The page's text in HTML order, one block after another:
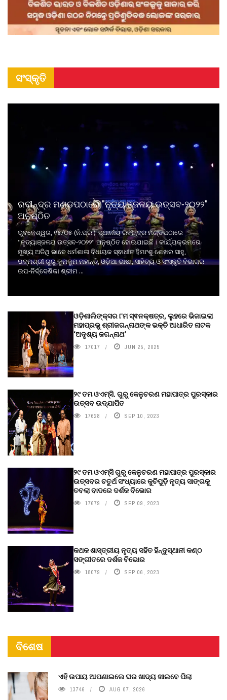
ସଂସ୍କୃତି
ରବୀନ୍ଦ୍ର ମଣ୍ଡପଠାରେ "ନୃତ୍ୟାଞ୍ଜଳୟ ଉତ୍ସବ-୨୦୨୨"
ଅନୁଷ୍ଠିତ
ଭୁବନେଶ୍ୱର, ୧୫/୦୫ (ନି.ପ୍ର.): ସ୍ଥାନୀୟ ରବୀନ୍ଦ୍ର ମଣ୍ଡପଠାରେ
"ନୃତ୍ୟାଞ୍ଜଳୟ ଉତ୍ସବ-୨୦୨୨" ଅନୁଷ୍ଠିତ ହୋଇଯାଇଛି । କାର୍ଯ୍ୟକ୍ରମରେ
ମୁଖ୍ୟ ଅତିଥି ଭାବେ ଧର୍ମଶାଳା ବିଧାୟକ ସ୍ଵାଧୀନ ହିମାଂଶୁ ଶେଖର ସାହୁ,
ପଦ୍ମଶ୍ରୀ ଗୁରୁ କୁମକୁମ ମହାନ୍ତି, ଓଡ଼ିଆ ଭାଷା, ସାହିତ୍ୟ ଓ ସଂସ୍କୃତି ବିଭାଗର
ଉପ-ନିର୍ଦ୍ଦେଶିକା ଶ୍ରୀମ ...
ଓଡ଼ିଶାଲିଙ୍କ୍ସର ୮ମ ସ୍ଵନକ୍ଷତ୍ର, ଲୁହରେ ଭିଜାଇଲା
ମହାପ୍ରଭୁ ଶ୍ରୀଜଗନ୍ନାଥଙ୍କ ଭକ୍ତି ଆଧାରିତ ନାଟକ
‘ଅଦୃଶ୍ୟ ଜଗନ୍ନାଥ‘
17017 JUN 25, 2025
୨୯ ତମ ଓଏମ୍‌ସି. ଗୁରୁ କେଳୁଚରଣ ମହାପାତ୍ର ପୁରସ୍କାର
ଉତ୍ସବ ଉଦ୍‍ଯାପିତ
17628 SEP 10, 2023
୨୯ ତମ ଓଏମ୍‌ସି ଗୁରୁ କେଳୁଚରଣ ମହାପାତ୍ର ପୁରସ୍କାର
ଉତ୍ସବର ଚତୁର୍ଥ ସଂଧ୍ୟାରେ କୁଚିପୁଡ଼ି ନୃତ୍ୟ ସାଙ୍ଗକୁ
ତବଲା ବାଦରେ ଦର୍ଶକ ବିଭୋର
17679 SEP 09, 2023
କଥକ ଶାସ୍ତ୍ରୀୟ ନୃତ୍ୟ ସହିତ ହିନ୍ଦୁସ୍ଥାନୀ କଣ୍ଠ
ସଙ୍ଗୀତରେ ଦର୍ଶକ ବିଭୋର
18079 SEP 06, 2023
ବିଶେଷ
ଏହି ଉପାୟ ଆପଣାଇଲେ ଘର ଖାଦ୍ୟ ଖାଇବେ ପିଲା
13746 AUG 07, 2026